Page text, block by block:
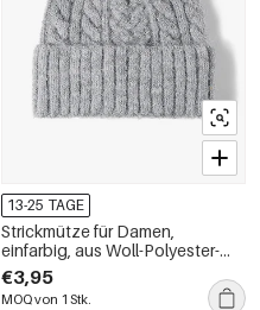
13-25 TAGE
Strickmütze für Damen,
einfarbig, aus Woll-Polyester-
Mischgewebe
€3,95
MOQ von 1 Stk.